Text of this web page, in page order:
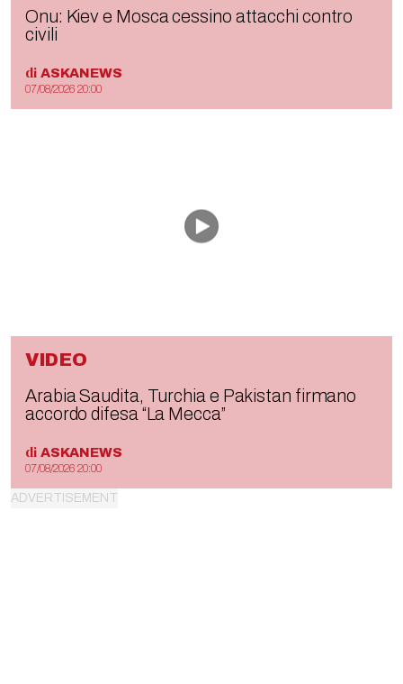
Onu: Kiev e Mosca cessino attacchi contro
civili
di ASKANEWS
07/08/2026 20:00
VIDEO
Arabia Saudita, Turchia e Pakistan firmano
accordo difesa “La Mecca”
di ASKANEWS
07/08/2026 20:00